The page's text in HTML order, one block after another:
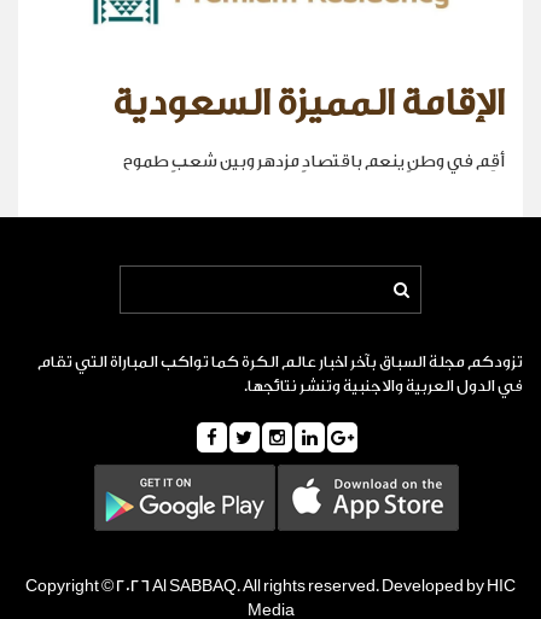
الإقامة المميزة السعودية
أقِم في وطنٍ ينعم باقتصادٍ مزدهر وبين شعبٍ طموح
تزودكم مجلة السباق بآخر اخبار عالم الكرة كما تواكب المباراة التي تقام
في الدول العربية والاجنبية وتنشر نتائجها.
Copyright © 2026 Al SABBAQ. All rights reserved. Developed by HIC
Media